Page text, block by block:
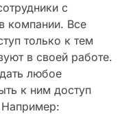
с
компании. Все
только к тем
в своей работе.
любое
к ним доступ